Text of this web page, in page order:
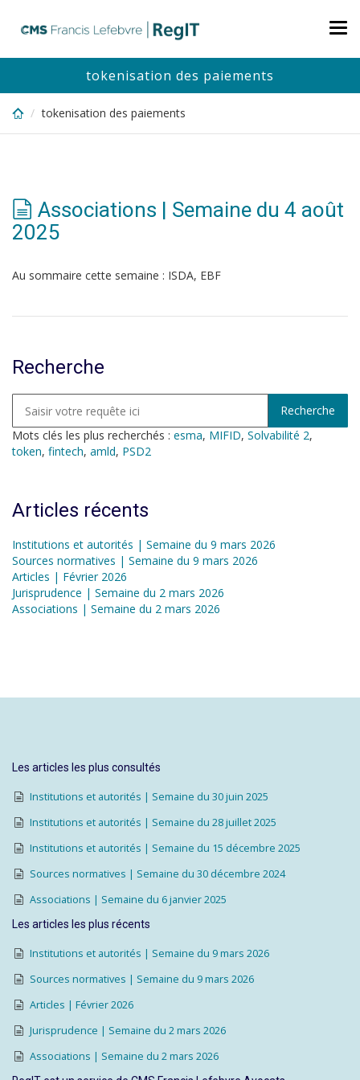
content
tokenisation des paiements
tokenisation des paiements
Associations | Semaine du 4 août
2025
Au sommaire cette semaine : ISDA, EBF
Recherche
Mots clés les plus recherchés : esma, MIFID, Solvabilité 2,
token, fintech, amld, PSD2
Articles récents
Institutions et autorités | Semaine du 9 mars 2026
Sources normatives | Semaine du 9 mars 2026
Articles | Février 2026
Jurisprudence | Semaine du 2 mars 2026
Associations | Semaine du 2 mars 2026
Les articles les plus consultés
Institutions et autorités | Semaine du 30 juin 2025
Institutions et autorités | Semaine du 28 juillet 2025
Institutions et autorités | Semaine du 15 décembre 2025
Sources normatives | Semaine du 30 décembre 2024
Associations | Semaine du 6 janvier 2025
Les articles les plus récents
Institutions et autorités | Semaine du 9 mars 2026
Sources normatives | Semaine du 9 mars 2026
Articles | Février 2026
Jurisprudence | Semaine du 2 mars 2026
Associations | Semaine du 2 mars 2026